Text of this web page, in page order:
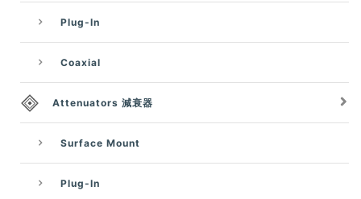
Plug-In
Coaxial
Attenuators 減衰器
Surface Mount
Plug-In